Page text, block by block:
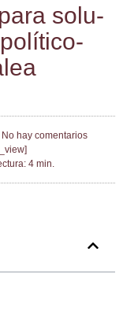
solu­
No hay comentarios
4 min.